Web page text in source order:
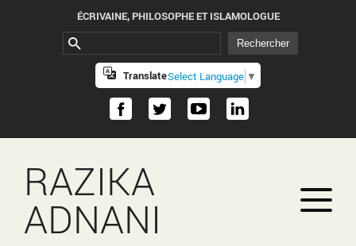
ÉCRIVAINE, PHILOSOPHE ET ISLAMOLOGUE
TranslateSelect Language ▼
RAZIKA
ADNANI